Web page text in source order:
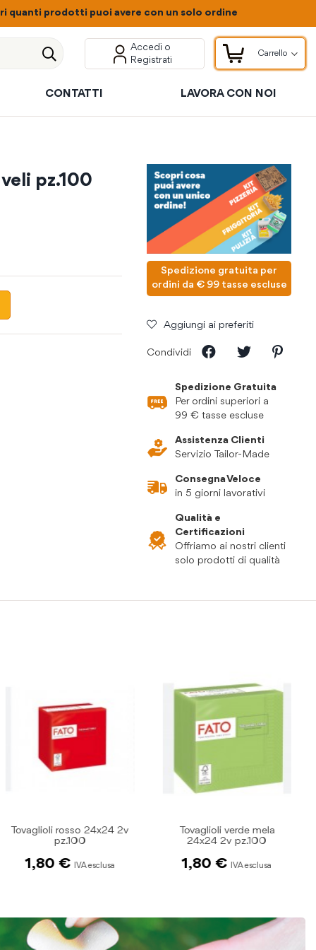
quanti prodotti puoi avere con un solo ordine
Accedi o
Registrati
Carrello
Carrello
CONTATTI LAVORA CON NOI
pz.100
Spedizione gratuita per
ordini da € 99 tasse escluse
Aggiungi ai preferiti
Condividi
Spedizione Gratuita
Per ordini superiori a
99 € tasse escluse
Assistenza Clienti
Servizio Tailor-Made
Consegna Veloce
in 5 giorni lavorativi
Qualità e
Certificazioni
Offriamo ai nostri clienti
solo prodotti di qualità
Tovaglioli verde mela
24x24 2v pz.100
1,80 €
Tovaglioli tortora 24x24 2v
pz.100
1,80 €